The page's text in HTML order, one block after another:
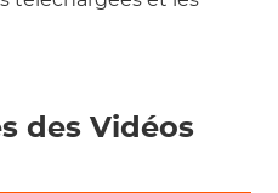
des Vidéos